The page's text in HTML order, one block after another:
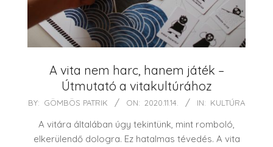
A vita nem harc, hanem játék –
Útmutató a vitakultúrához
2020-
BY: GÖMBÖS PATRIK ON: 2020.11.14. IN: KULTÚRA
A vitára általában úgy tekintünk, mint romboló,
elkerülendő dologra. Ez hatalmas tévedés. A vita